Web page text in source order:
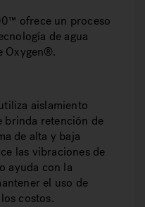
ofrece un proceso
de agua
Oxygen®.
aislamiento
brinda retención de
de alta y baja
las vibraciones de
ayuda con la
el uso de
costos.